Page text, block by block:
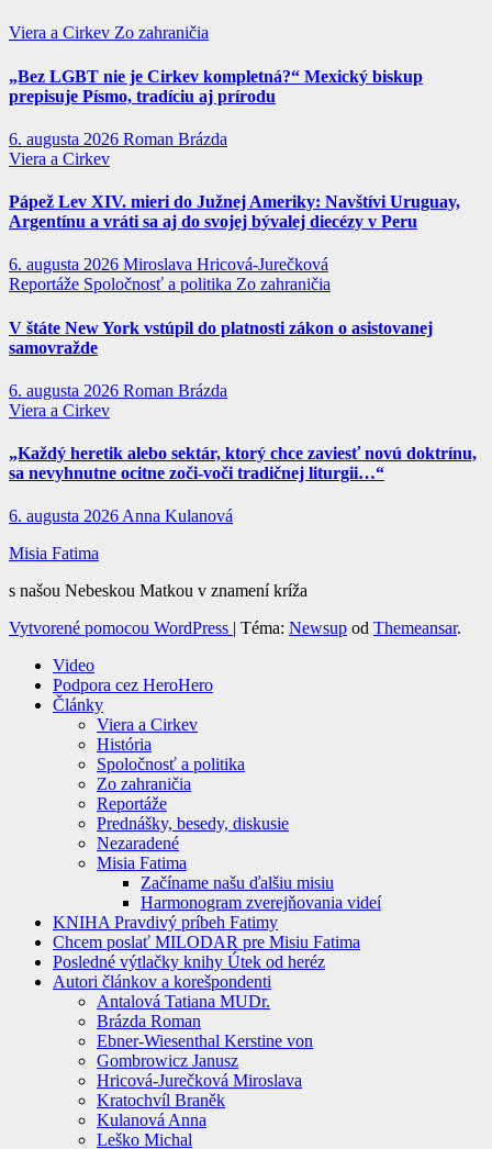
Viera a Cirkev Zo zahraničia
„Bez LGBT nie je Cirkev kompletná?“ Mexický biskup
prepisuje Písmo, tradíciu aj prírodu
6. augusta 2026 Roman Brázda
Viera a Cirkev
Pápež Lev XIV. mieri do Južnej Ameriky: Navštívi Uruguay,
Argentínu a vráti sa aj do svojej bývalej diecézy v Peru
6. augusta 2026 Miroslava Hricová-Jurečková
Reportáže Spoločnosť a politika Zo zahraničia
V štáte New York vstúpil do platnosti zákon o asistovanej
samovražde
6. augusta 2026 Roman Brázda
Viera a Cirkev
„Každý heretik alebo sektár, ktorý chce zaviesť novú doktrínu,
sa nevyhnutne ocitne zoči-voči tradičnej liturgii…“
6. augusta 2026 Anna Kulanová
Misia Fatima
s našou Nebeskou Matkou v znamení kríža
Vytvorené pomocou WordPress | Téma: Newsup od Themeansar.
Video
Podpora cez HeroHero
Články
Viera a Cirkev
História
Spoločnosť a politika
Zo zahraničia
Reportáže
Prednášky, besedy, diskusie
Nezaradené
Misia Fatima
Začíname našu ďalšiu misiu
Harmonogram zverejňovania videí
KNIHA Pravdivý príbeh Fatimy
Chcem poslať MILODAR pre Misiu Fatima
Posledné výtlačky knihy Útek od heréz
Autori článkov a korešpondenti
Antalová Tatiana MUDr.
Brázda Roman
Ebner-Wiesenthal Kerstine von
Gombrowicz Janusz
Hricová-Jurečková Miroslava
Kratochvíl Braněk
Kulanová Anna
Leško Michal